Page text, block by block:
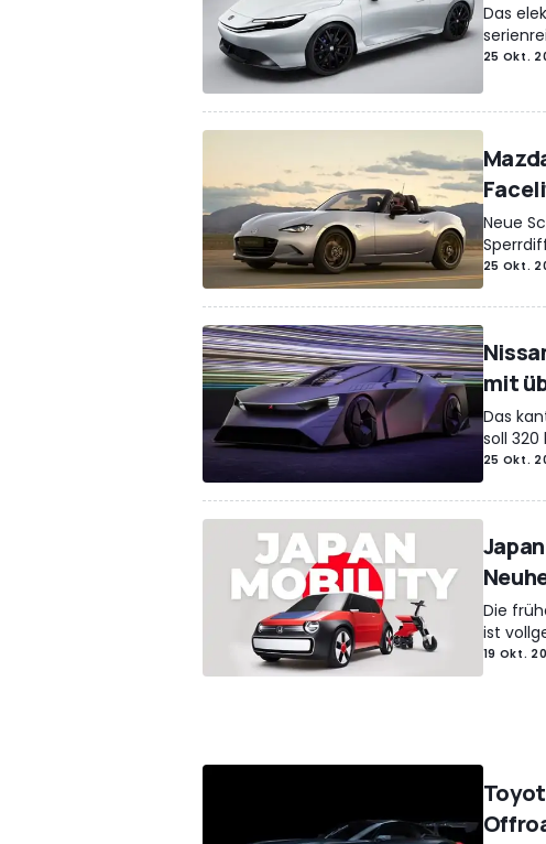
Das
25 Okt.
Neue
25 Okt.
mit
Das
soll
25 Okt.
Die
ist
19 Okt.